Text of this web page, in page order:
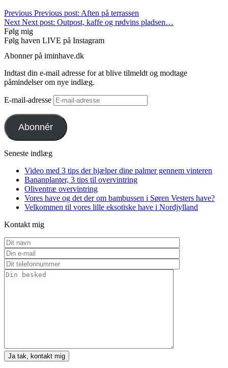
Previous Previous post: Aften på terrassen
Next Next post: Outpost, kaffe og rødvins pladsen…
Følg mig
Følg haven LIVE på Instagram
Abonner på iminhave.dk
Indtast din e-mail adresse for at blive tilmeldt og modtage
påmindelser om nye indlæg.
E-mail-adresse
Abonnér
Seneste indlæg
Video med 3 tips der hjælper dine palmer gennem vinteren
Bananplanter, 3 tips til overvintring
Oliventræ overvintring
Vores have og det der om bambussen i Søren Vesters have?
Velkommen til vores lille eksotiske have i Nordjylland
Kontakt mig